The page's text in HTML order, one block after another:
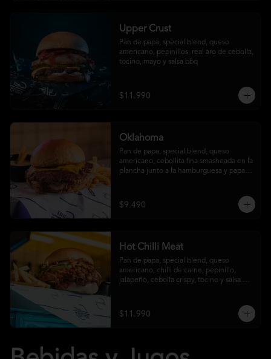
Upper Crust
Pan de papa, special blend, queso
americano, pepinillos, real aro de cebolla,
tocino, mayo y salsa bbq
$11.990
Oklahoma
Pan de papa, special blend, queso
americano, cebollita fina smasheada en la
plancha junto a la hamburguesa y papas
$9.490
Hot Chilli Meat
Pan de papa, special blend, queso
americano, chilli de carne, pepinillo,
jalapeño, cebolla crispy, tocino y salsa
$11.990